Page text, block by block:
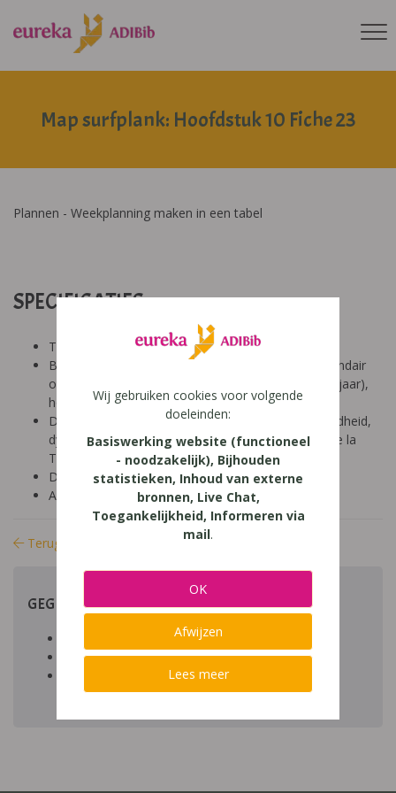
Map surfplank: Hoofdstuk 10 Fiche 23
Plannen - Weekplanning maken in een tabel
SPECIFICATIES:
Tool: van ons
Besproken Leeftijd: basisonderwijs (6-9 jaar), secundair
onderwijs (12-14 jaar), secundair onderwijs (14-18 jaar),
hoger onderwijs (18-24 jaar)
Diagnose: ADHD, ADD, autisme/ASS, hoogbegaafdheid,
dyscalculie, dyslexie, dyspraxie/DCD, NLD, Gilles de la
Tourette, dysfasie, leerproblemen
Domein: leren studeren, organisatie klas en school
Aard: praktisch
Terug naar bibliotheek
GEGEVENS
Datum toegevoegd:
bestand
Wij gebruiken cookies voor volgende
doeleinden:
Basiswerking website (functioneel
- noodzakelijk), Bijhouden
statistieken, Inhoud van externe
bronnen, Live Chat,
Toegankelijkheid, Informeren via
mail.
OK
Afwijzen
Lees meer